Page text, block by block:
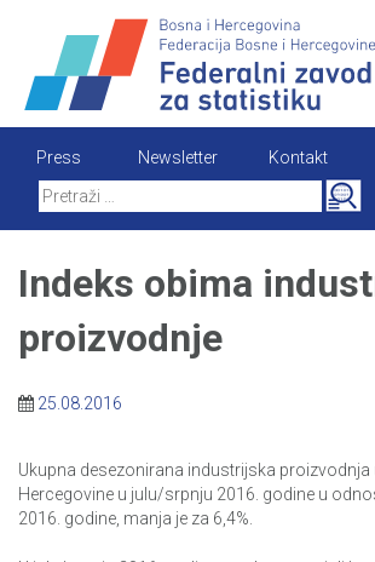
content
Press Newsletter
Kontakt
Search
for:
Indeks obima
proizvodnje
25.08.2016
Ukupna desezonirana industrijska proizvodnja
Hercegovine u julu/srpnju 2016. godine u
2016. godine, manja je za 6,4%.